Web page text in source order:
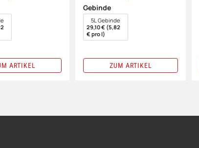
ARTIKEL
Gebinde
wählen
5L Gebinde
29,10 € (5,82
€ pro l)
ZUM ARTIKEL